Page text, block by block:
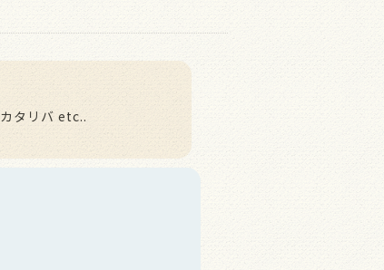
タリバ etc..